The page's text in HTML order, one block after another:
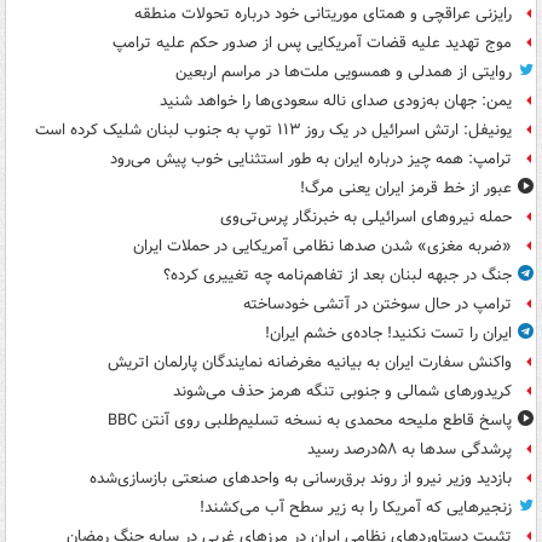
رایزنی عراقچی و همتای موریتانی خود درباره تحولات منطقه
موج تهدید علیه قضات آمریکایی پس از صدور حکم علیه ترامپ
روایتی از همدلی و همسویی ملت‌ها در مراسم اربعین
یمن: جهان به‌زودی صدای ناله سعودی‌ها را خواهد شنید
یونیفل: ارتش اسرائیل در یک روز ۱۱۳ توپ به جنوب لبنان شلیک کرده است
ترامپ: همه چیز درباره ایران به طور استثنایی خوب پیش می‌رود
عبور از خط قرمز ایران یعنی مرگ!
حمله نیروهای اسرائیلی به خبرنگار پرس‌تی‌وی
«ضربه مغزی» شدن صدها نظامی آمریکایی در حملات ایران
جنگ در جبهه لبنان بعد از تفاهم‌نامه چه تغییری کرده؟
ترامپ در حال سوختن در آتشی خودساخته
ایران را تست نکنید! جاده‌ی خشم ایران!
واکنش سفارت ایران به بیانیه مغرضانه نمایندگان پارلمان اتریش
کریدورهای شمالی و جنوبی تنگه هرمز حذف می‌شوند
پاسخ قاطع ملیحه محمدی به نسخه تسلیم‌طلبی روی آنتن BBC
پرشدگی سدها به ۵۸درصد رسید
بازدید وزیر نیرو از روند برق‌رسانی به واحدهای صنعتی بازسازی‌شده
زنجیرهایی که آمریکا را به زیر سطح آب می‌کشند!
تثبیت دستاوردهای نظامی ایران در مرزهای غربی در سایه جنگ رمضان